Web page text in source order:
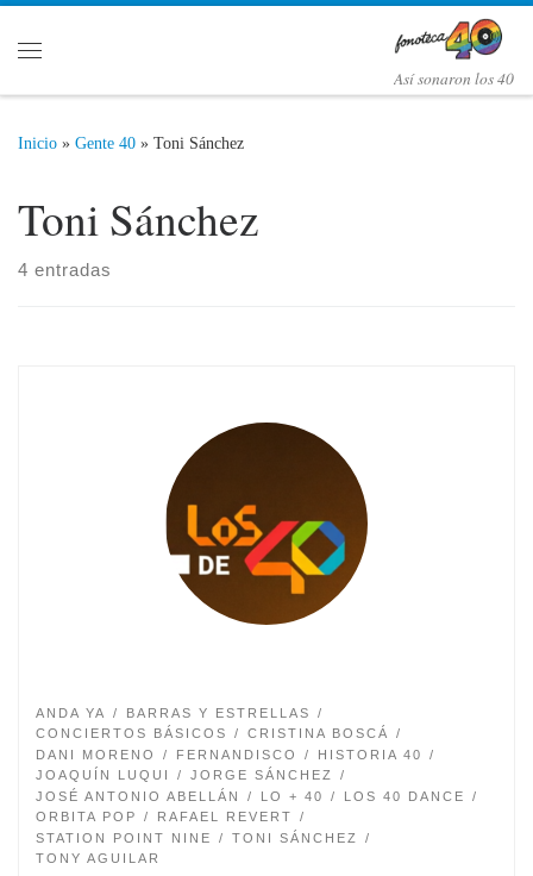
Así­ sonaron los 40
Inicio » Gente 40 » Toni Sánchez
Toni Sánchez
4 entradas
ANDA YA
BARRAS Y ESTRELLAS
CONCIERTOS BÁSICOS
CRISTINA BOSCÁ
DANI MORENO
FERNANDISCO
HISTORIA 40
JOAQUÍN LUQUI
JORGE SÁNCHEZ
JOSÉ ANTONIO ABELLÁN
LO + 40
LOS 40 DANCE
ORBITA POP
RAFAEL REVERT
STATION POINT NINE
TONI SÁNCHEZ
TONY AGUILAR